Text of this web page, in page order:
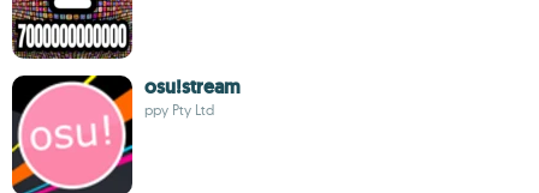
osu!stream
ppy Pty Ltd